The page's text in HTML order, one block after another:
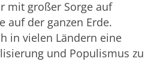
mit großer Sorge auf
auf der ganzen Erde.
in vielen Ländern eine
und Populismus zu